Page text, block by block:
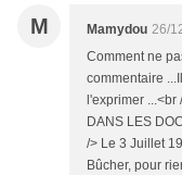
M Mamydou 26/
Comment ne
commentaire
l'exprimer
DANS LES
/> Le 3 Juillet
Bûcher, pour